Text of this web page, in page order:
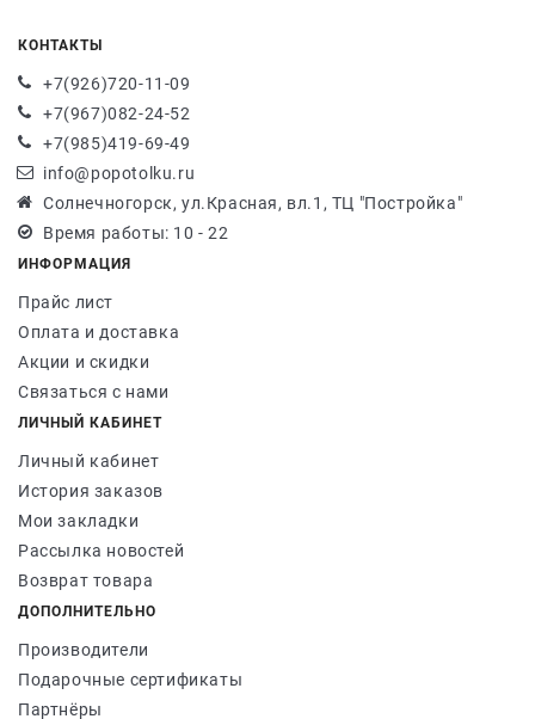
КОНТАКТЫ
+7(926)720-11-09
+7(967)082-24-52
+7(985)419-69-49
info@popotolku.ru
Солнечногорск, ул.Красная, вл.1, ТЦ "Постройка"
Время работы: 10 - 22
ИНФОРМАЦИЯ
Прайс лист
Оплата и доставка
Акции и скидки
Связаться с нами
ЛИЧНЫЙ КАБИНЕТ
Личный кабинет
История заказов
Мои закладки
Рассылка новостей
Возврат товара
ДОПОЛНИТЕЛЬНО
Производители
Подарочные сертификаты
Партнёры